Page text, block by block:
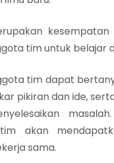
tim untuk belajar
tim dapat
pikiran dan ide,
akan
sama.